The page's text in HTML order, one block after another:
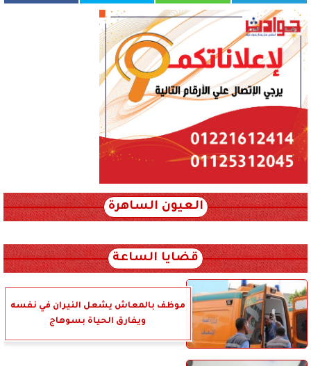
العيون الساهرة
قضايا الساعة
موظف بالمعاش يشعل النيران في نفسه
ويفارق الحياة بسوهاج